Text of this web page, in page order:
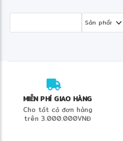
MIỄN PHÍ GIAO HÀNG
Cho tất cả đơn hàng
trên 3.000.000VNĐ